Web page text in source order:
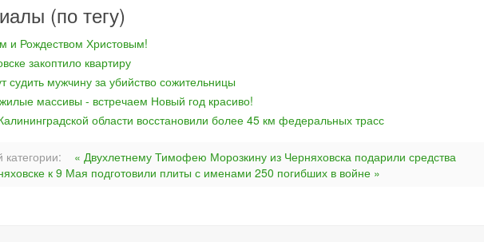
(по тегу)
и Рождеством Христовым!
закоптило квартиру
судить мужчину за убийство сожительницы
массивы - встречаем Новый год красиво!
области восстановили более 45 км федеральных трасс
« Двухлетнему Тимофею Морозкину из Черняховска подарили средства
к 9 Мая подготовили плиты с именами 250 погибших в войне »